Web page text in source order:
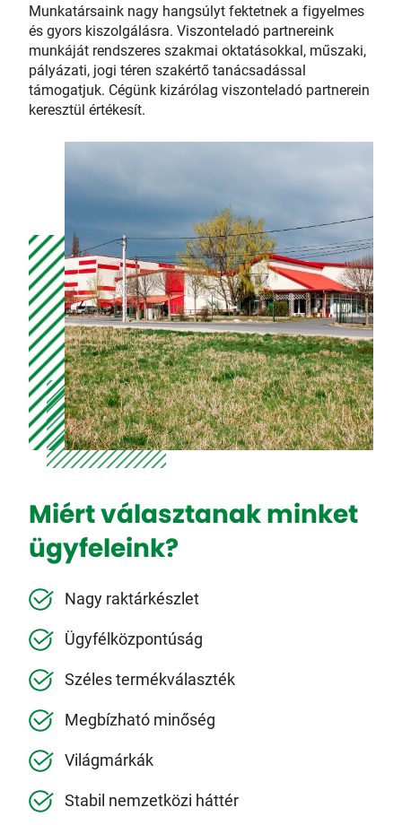
Munkatársaink nagy hangsúlyt fektetnek a figyelmes
és gyors kiszolgálásra. Viszonteladó partnereink
munkáját rendszeres szakmai oktatásokkal, műszaki,
pályázati, jogi téren szakértő tanácsadással
támogatjuk. Cégünk kizárólag viszonteladó partnerein
keresztül értékesít.
Miért választanak minket
ügyfeleink?
Nagy raktárkészlet
Ügyfélközpontúság
Széles termékválaszték
Megbízható minőség
Világmárkák
Stabil nemzetközi háttér